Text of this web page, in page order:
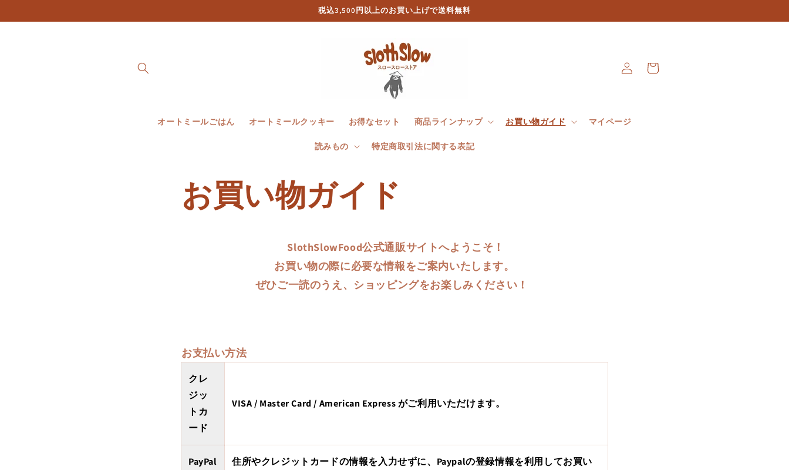
au
税込3,500円以上のお買い上げで送料無料
オートミールごはん オートミールクッキー お得なセット 商品ラインナップ お買い物ガイド マイページ
読みもの 特定商取引法に関する表記
Connexion Panier
お買い物ガイド
SlothSlowFood公式通販サイトへようこそ！
お買い物の際に必要な情報をご案内いたします。
ぜひご一読のうえ、ショッピングをお楽しみください！
お支払い方法
クレ
ジッ
トカ
ード
VISA / Master Card / American Express がご利用いただけます。
PayPal
住所やクレジットカードの情報を入力せずに、Paypalの登録情報を利用してお買い